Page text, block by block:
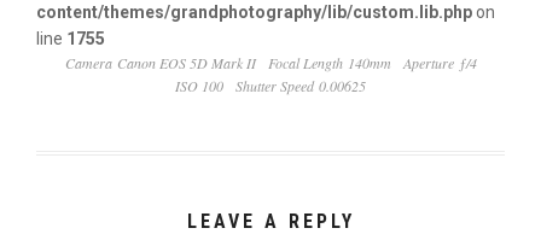
content/themes/grandphotography/lib/custom.lib.phpon
line 1755
Camera Canon EOS 5D Mark II
Focal Length 140mm
Aperture ƒ/4
ISO 100
Shutter Speed 0.00625
LEAVE A REPLY